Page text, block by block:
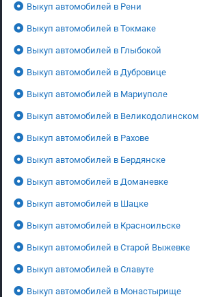
Выкуп автомобилей в Рени
Выкуп автомобилей в Токмаке
Выкуп автомобилей в Глыбокой
Выкуп автомобилей в Дубровице
Выкуп автомобилей в Мариуполе
Выкуп автомобилей в Великодолинском
Выкуп автомобилей в Рахове
Выкуп автомобилей в Бердянске
Выкуп автомобилей в Доманевке
Выкуп автомобилей в Шацке
Выкуп автомобилей в Красноильске
Выкуп автомобилей в Старой Выжевке
Выкуп автомобилей в Славуте
Выкуп автомобилей в Монастырище